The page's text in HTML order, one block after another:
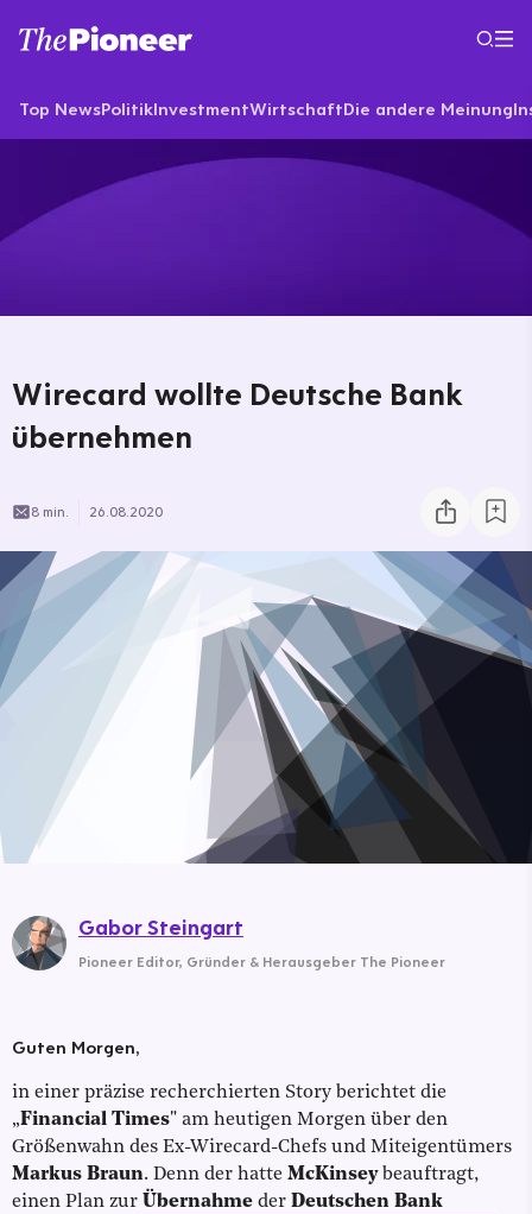
Top NewsPolitikInvestmentWirtschaftDie andere Meinung
Wirecard wollte Deutsche Bank
übernehmen
8 min. 26.08.2020
Guten Morgen,
in einer präzise recherchierten Story berichtet die
„Financial Times" am heutigen Morgen über den
Größenwahn des Ex-Wirecard-Chefs und Miteigentümers
Markus Braun. Denn der hatte McKinseybeauftragt,
einen Plan zur Übernahme der Deutschen Bank
Gabor Steingart
Pioneer Editor, Gründer & Herausgeber The Pioneer